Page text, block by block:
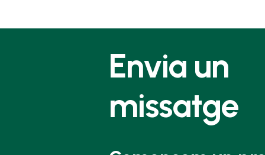
Envia un
missatge